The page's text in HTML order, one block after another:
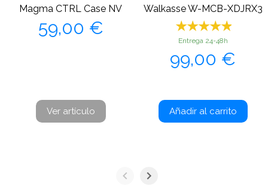
Magma CTRL Case NV
Precio
59,00 €
Ver artículo
Walkasse W-MCB-XDJRX3
Entrega 24-48h
Precio
99,00 €
Añadir al carrito